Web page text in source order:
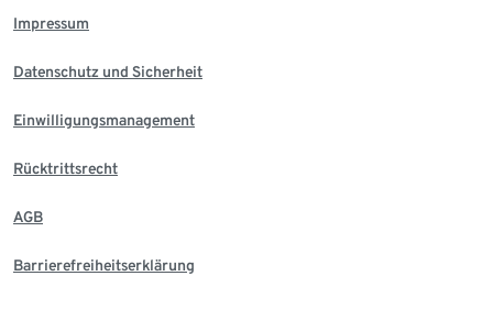
Impressum
Datenschutz und Sicherheit
Einwilligungsmanagement
Rücktrittsrecht
AGB
Barrierefreiheitserklärung